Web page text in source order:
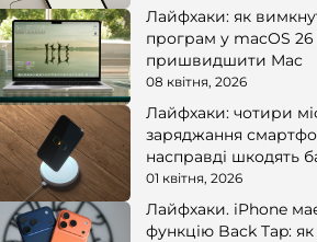
Лайфхаки: як
програм у macOS 26
пришвидшити Mac
08 квітня, 2026
Лайфхаки: чотири
заряджання
насправді шкодять
01 квітня, 2026
Лайфхаки. iPhone
функцію Back Tap: як